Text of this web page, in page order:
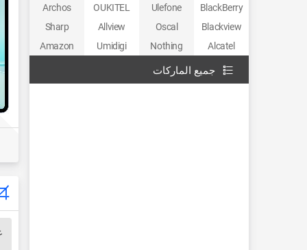
BlackBerry
Ulefone
OUKITEL
Archos
Blackview
Oscal
Allview
Sharp
Alcatel
Nothing
Umidigi
Amazon
جميع الماركات